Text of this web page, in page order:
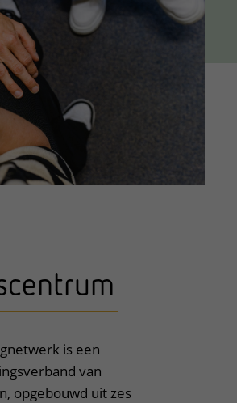
klik om te openen
is een
van
opgebouwd uit zes